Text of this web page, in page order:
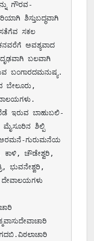
ಗೌರವ-
ಶಿಸ್ತುಬದ್ಧವಾಗಿ
ಸಕಲ
ಅವಶ್ಯವಾದ
ಬಲವಾಗಿ
ಬಂಗಾರದಮನುಷ್ಯ.
ಬೇಲೂರು,
ಇರುವ ಬಾಹುಬಲಿ-
ಮೈಸೂರಿನ ಶಿಲ್ಪಿ
ಅರಮನೆ-ಗುರುಮನೆಯ
ಕಾಳಿ, ಚೌಡೇಶ್ವರಿ,
ಭುವನೇಶ್ವರಿ,